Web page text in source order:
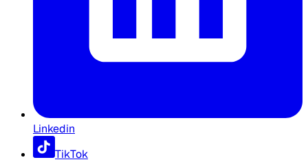
Linkedin
TikTok